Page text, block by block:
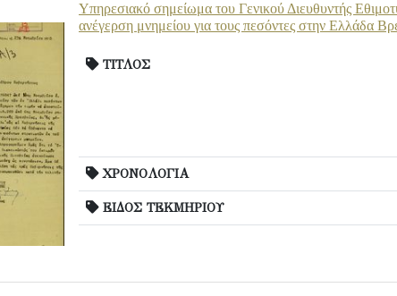
Υπηρεσιακό σημείωμα του Γενικού Διευθυντής
ανέγερση μνημείου για τους πεσόντες στην Ελλάδα
ΤΙΤΛΟΣ
ΧΡΟΝΟΛΟΓΙΑ
ΕΙΔΟΣ ΤΕΚΜΗΡΙΟΥ